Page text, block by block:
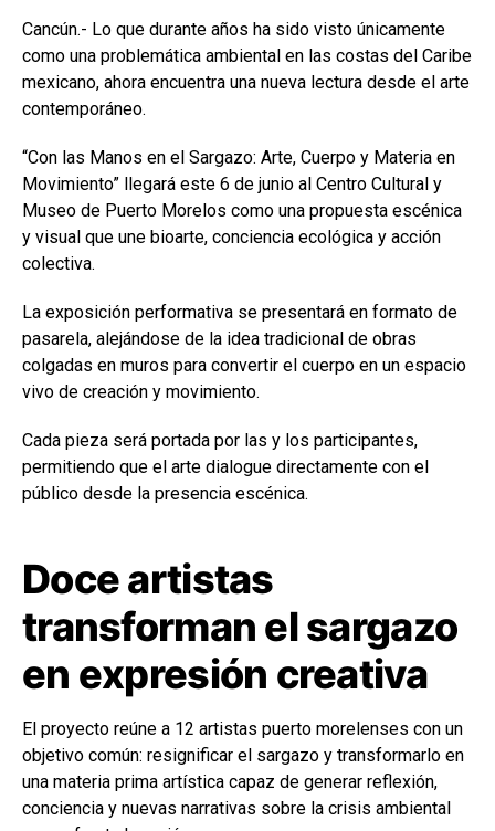
Cancún.- Lo que durante años ha sido visto únicamente
como una problemática ambiental en las costas del Caribe
mexicano, ahora encuentra una nueva lectura desde el arte
contemporáneo.
“Con las Manos en el Sargazo: Arte, Cuerpo y Materia en
Movimiento” llegará este 6 de junio al Centro Cultural y
Museo de Puerto Morelos como una propuesta escénica
y visual que une bioarte, conciencia ecológica y acción
colectiva.
La exposición performativa se presentará en formato de
pasarela, alejándose de la idea tradicional de obras
colgadas en muros para convertir el cuerpo en un espacio
vivo de creación y movimiento.
Cada pieza será portada por las y los participantes,
permitiendo que el arte dialogue directamente con el
público desde la presencia escénica.
Doce artistas
transforman el sargazo
en expresión creativa
El proyecto reúne a 12 artistas puerto morelenses con un
objetivo común: resignificar el sargazo y transformarlo en
una materia prima artística capaz de generar reflexión,
conciencia y nuevas narrativas sobre la crisis ambiental